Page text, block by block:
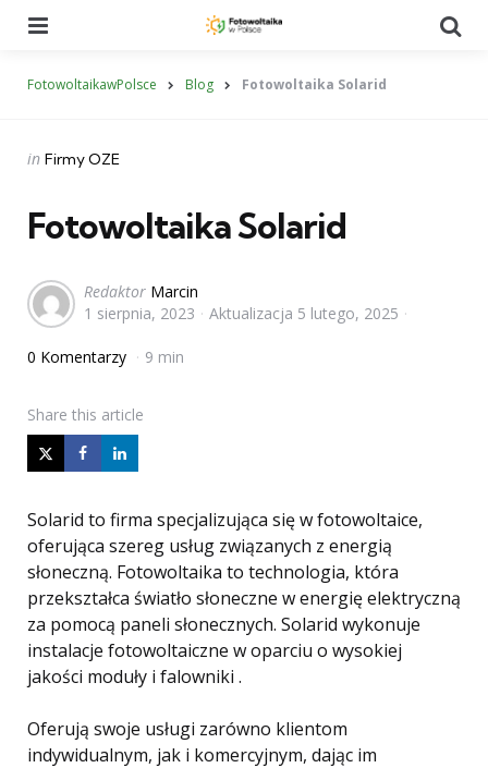
FotowoltaikawPolsce Blog Fotowoltaika Solarid
Categories
Posted
in Firmy OZE
Fotowoltaika Solarid
Posted
by
Redaktor Marcin
1 sierpnia, 2023
Aktualizacja 5 lutego, 2025
0 Komentarzy 9 min
Share this article
Solarid to firma specjalizująca się w fotowoltaice,
oferująca szereg usług związanych z energią
słoneczną. Fotowoltaika to technologia, która
przekształca światło słoneczne w energię elektryczną
za pomocą paneli słonecznych. Solarid wykonuje
instalacje fotowoltaiczne w oparciu o wysokiej
jakości moduły i falowniki .
Oferują swoje usługi zarówno klientom
indywidualnym, jak i komercyjnym, dając im